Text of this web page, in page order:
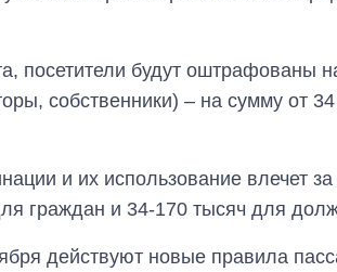
посетители будут оштрафованы
собственники) – на сумму от
и их использование влечет
граждан и 34-170 тысяч для
действуют новые правила